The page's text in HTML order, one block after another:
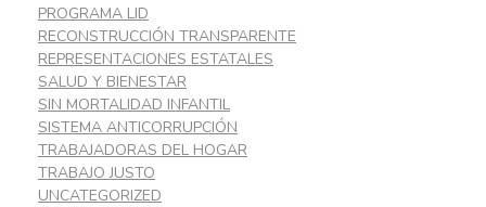
PROGRAMA LID
RECONSTRUCCIÓN TRANSPARENTE
REPRESENTACIONES ESTATALES
SALUD Y BIENESTAR
SIN MORTALIDAD INFANTIL
SISTEMA ANTICORRUPCIÓN
TRABAJADORAS DEL HOGAR
TRABAJO JUSTO
UNCATEGORIZED